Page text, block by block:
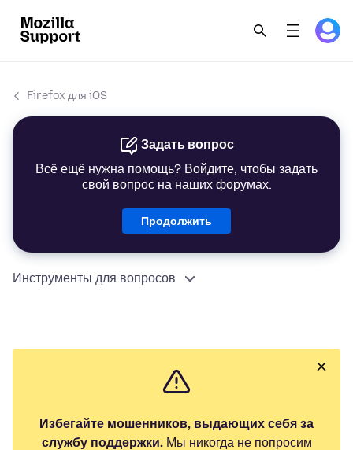
Firefox для iOS
Задать вопрос
Всё ещё нужна помощь? Войдите, чтобы задать
свой вопрос на наших форумах.
Продолжить
Инструменты для вопросов
Избегайте мошенников, выдающих себя за
службу поддержки.Мы никогда не попросим